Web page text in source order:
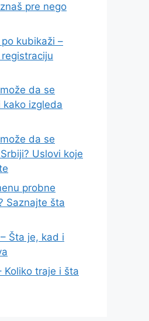
pre nego
kubikaži –
da se
kako izgleda
da se
Uslovi koje
probne
Saznajte šta
Šta je, kad i
Koliko traje i šta